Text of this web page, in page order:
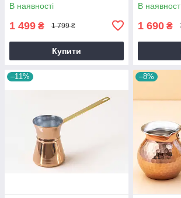
В наявності
1 499 ₴ 1 799 ₴
Купити
В
1 690 ₴
–11% –8%